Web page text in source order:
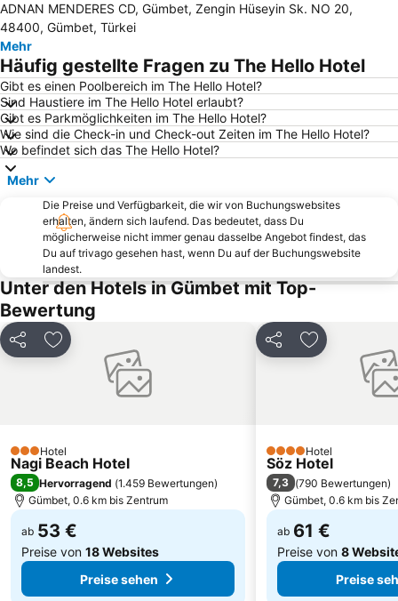
Bodrum Port
Internationaler Flughafen Kos-Hippokrates
Bodrum Castle
Kardamena
D-Marin Turgutreis Marina
Gumbet Beach
Kiyikislacik
Marina Yacht Club
Lambi Strand
Yalikavak Public Beach
D-Marin Didim Marina
Kumbahce Public Beach
Golturkbuku Coast
Massouri
Turgutreis Gunbatimi Public Beach
Tam Tam Strand
Karaincir Beach
Traditional Settlement of Pserimos
Cokertme
Taslik Public Beach
Ortakent Public Beach
Kizilbuk
Camel beach
Unterwassermuseum Bodrum
Aquapark Bodrum
Rabbit Island
Promenade
Bodrum Amphitheatre
Bodrum Food Bazar
ADNAN MENDERES CD, Gümbet, Zengin Hüseyin Sk. NO 20,
48400, Gümbet, Türkei
Mehr
Häufig gestellte Fragen zu The Hello Hotel
Gibt es einen Poolbereich im The Hello Hotel?
Sind Haustiere im The Hello Hotel erlaubt?
Gibt es Parkmöglichkeiten im The Hello Hotel?
Wie sind die Check-in und Check-out Zeiten im The Hello Hotel?
Wo befindet sich das The Hello Hotel?
Mehr
Die Preise und Verfügbarkeit, die wir von Buchungswebsites
erhalten, ändern sich laufend. Das bedeutet, dass Du
möglicherweise nicht immer genau dasselbe Angebot findest, das
Du auf trivago gesehen hast, wenn Du auf der Buchungswebsite
landest.
Unter den Hotels in Gümbet mit Top-
Bewertung
Teilen Zu Favoriten hinzufügen
3 Sterne
Hotel
Nagi Beach Hotel
8,5 Hervorragend (1.459 Bewertungen)
Gümbet, 0.6 km bis Zentrum
ab 53 €
Preise von 18 Websites
Preise sehen
Teilen Zu Favoriten
4 SterneHotel
Söz Hotel
7,3 (790 Bewertungen)
Gümbet, 0.6 km bis
ab 61 €
Preise von 8
Preise